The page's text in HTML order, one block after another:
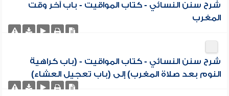
شرح سنن النسائي - كتاب المواقيت - باب آخر وقت
المغرب
شرح سنن النسائي - كتاب المواقيت - (باب كراهية
النوم بعد صلاة المغرب) إلى (باب تعجيل العشاء)